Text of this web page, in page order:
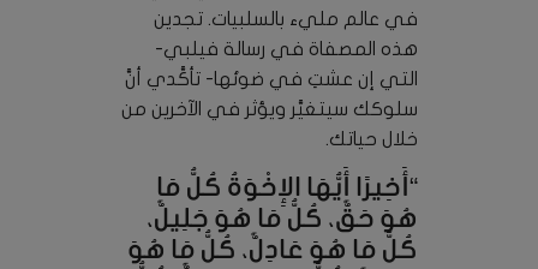
في عالم مليء بالسلبيات. تجدين
هذه المصفاة في رسالة فيلبي-
التي إن عشتِ في ضوئها- تأكَّدي أنَّ
سلوكك سيتغيَّر ويؤثر في الآخرين من
خلال حياتك.
“أَخِيرًا أَيُّهَا الإِخْوَةُ كُلُّ مَا
هُوَ حَقٌ، كُلُّ مَا هُوَ جَلِيلٌ،
كُلُّ مَا هُوَ عَادِلٌ، كُلُّ مَا هُوَ